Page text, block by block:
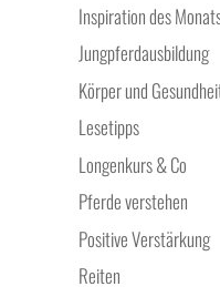
Inspiration des
Jungpferdausbildung
Körper und
Lesetipps
Longenkurs & Co
Pferde verstehen
Positive Verstärkung
Reiten